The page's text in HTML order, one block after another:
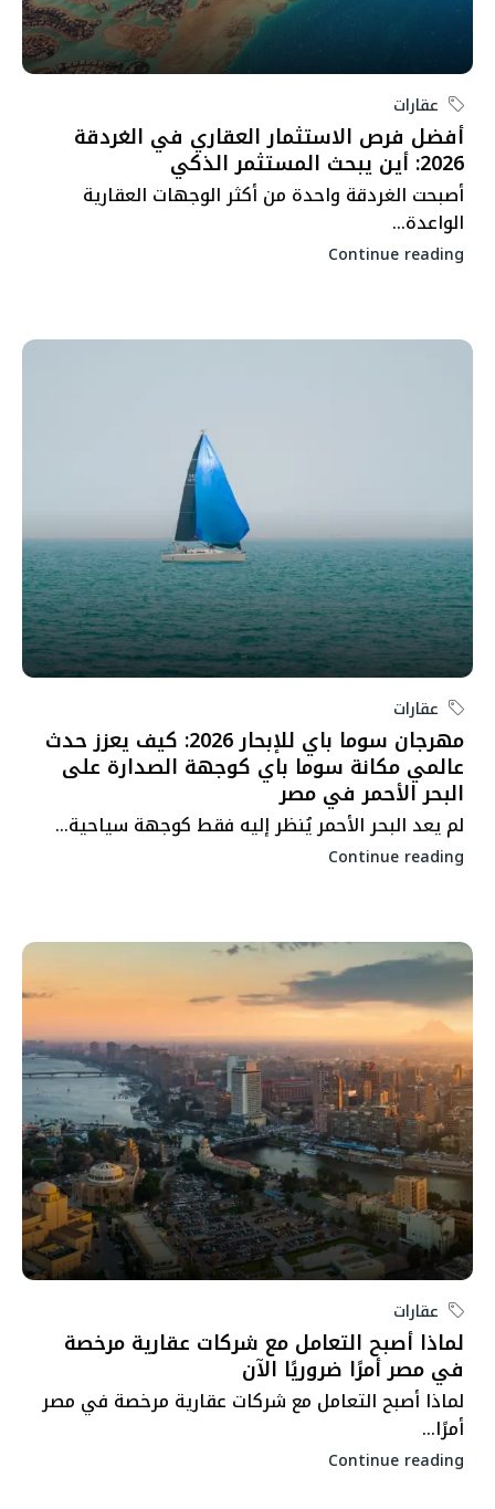
عقارات
أفضل فرص الاستثمار العقاري في الغردقة
2026: أين يبحث المستثمر الذكي
أصبحت الغردقة واحدة من أكثر الوجهات العقارية
الواعدة...
Continue reading
عقارات
مهرجان سوما باي للإبحار 2026: كيف يعزز حدث
عالمي مكانة سوما باي كوجهة الصدارة على
البحر الأحمر في مصر
لم يعد البحر الأحمر يُنظر إليه فقط كوجهة سياحية...
Continue reading
عقارات
لماذا أصبح التعامل مع شركات عقارية مرخصة
في مصر أمرًا ضروريًا الآن
لماذا أصبح التعامل مع شركات عقارية مرخصة في مصر
أمرًا...
Continue reading